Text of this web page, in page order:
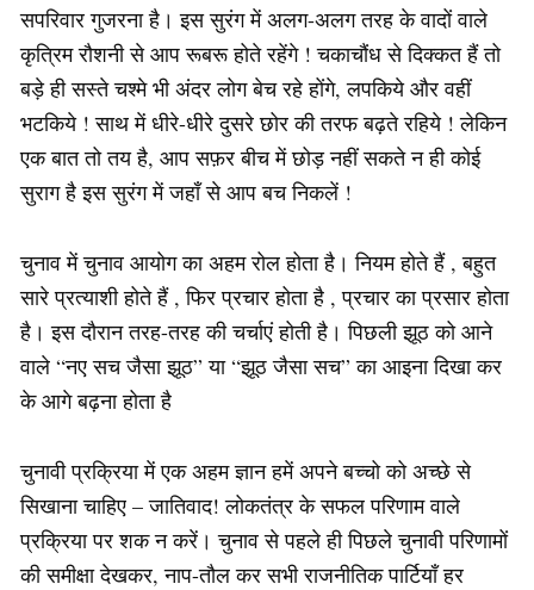
सपरिवार गुजरना है। इस सुरंग में अलग-अलग तरह के वादों वाले
कृत्रिम रौशनी से आप रूबरू होते रहेंगे ! चकाचौंध से दिक्कत हैं तो
बड़े ही सस्ते चश्मे भी अंदर लोग बेच रहे होंगे, लपकिये और वहीं
भटकिये ! साथ में धीरे-धीरे दुसरे छोर की तरफ बढ़ते रहिये ! लेकिन
एक बात तो तय है, आप सफ़र बीच में छोड़ नहीं सकते न ही कोई
सुराग है इस सुरंग में जहाँ से आप बच निकलें !
चुनाव में चुनाव आयोग का अहम रोल होता है। नियम होते हैं , बहुत
सारे प्रत्याशी होते हैं , फिर प्रचार होता है , प्रचार का प्रसार होता
है। इस दौरान तरह-तरह की चर्चाएं होती है। पिछली झूठ को आने
वाले “नए सच जैसा झूठ” या “झूठ जैसा सच” का आइना दिखा कर
के आगे बढ़ना होता है
चुनावी प्रक्रिया में एक अहम ज्ञान हमें अपने बच्चो को अच्छे से
सिखाना चाहिए – जातिवाद! लोकतंत्र के सफल परिणाम वाले
प्रक्रिया पर शक न करें। चुनाव से पहले ही पिछले चुनावी परिणामों
की समीक्षा देखकर, नाप-तौल कर सभी राजनीतिक पार्टियाँ हर